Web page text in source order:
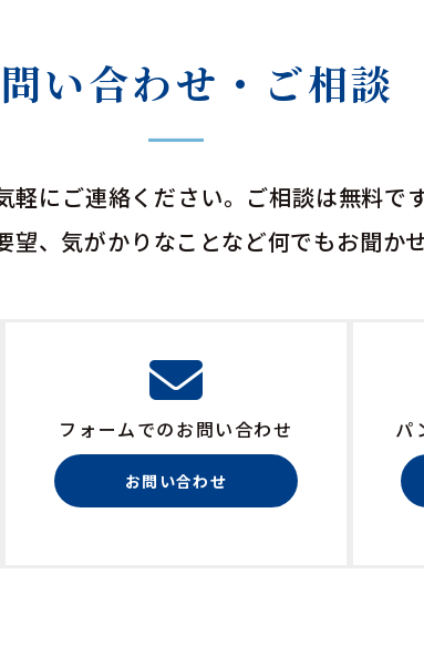
い合わせ・ご相談
軽にご連絡ください。ご相談は無料です
望、気がかりなことなど何でもお聞かせ
フォームでのお問い合わせ
お問い合わせ
パ